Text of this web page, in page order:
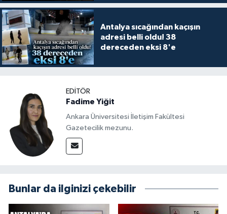
Antalya sıcağından kaçışın
adresi belli oldu! 38
dereceden eksi 8'e
EDITÖR
Fadime Yiğit
Ankara Üniversitesi İletişim Fakültesi
Gazetecilik mezunu.
Bunlar da ilginizi çekebilir